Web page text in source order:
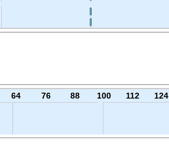
64 76 88 100 112 124